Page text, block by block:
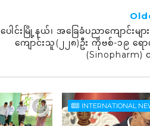
ေါင်းမြို့နယ်၊ အခြေခံပညာကျောင်းမျာ
ကျောင်းသူ(၂၂၈)ဦး ကိုဗစ်-၁၉ ရ
(Sinopharm)
INTERNATIONAL